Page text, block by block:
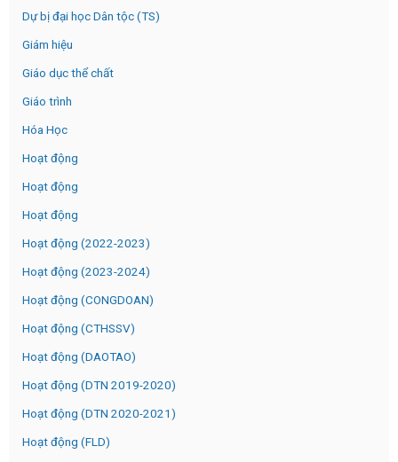
Dự bị đại học Dân tộc (TS)
Giám hiệu
Giáo dục thể chất
Giáo trình
Hóa Học
Hoạt động
Hoạt động
Hoạt động
Hoạt động (2022-2023)
Hoạt động (2023-2024)
Hoạt động (CONGDOAN)
Hoạt động (CTHSSV)
Hoạt động (DAOTAO)
Hoạt động (DTN 2019-2020)
Hoạt động (DTN 2020-2021)
Hoạt động (FLD)